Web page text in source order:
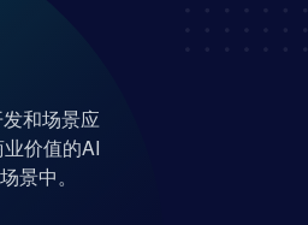
和场景应
价值的AI
景中。